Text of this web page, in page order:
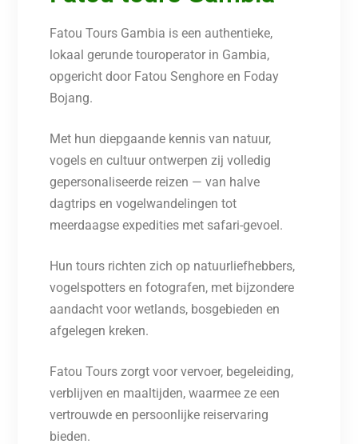
Fatou Tours Gambia is een authentieke,
lokaal gerunde touroperator in Gambia,
opgericht door Fatou Senghore en Foday
Bojang.
Met hun diepgaande kennis van natuur,
vogels en cultuur ontwerpen zij volledig
gepersonaliseerde reizen — van halve
dagtrips en vogelwandelingen tot
meerdaagse expedities met safari-gevoel.
Hun tours richten zich op natuurliefhebbers,
vogelspotters en fotografen, met bijzondere
aandacht voor wetlands, bosgebieden en
afgelegen kreken.
Fatou Tours zorgt voor vervoer, begeleiding,
verblijven en maaltijden, waarmee ze een
vertrouwde en persoonlijke reiservaring
bieden.